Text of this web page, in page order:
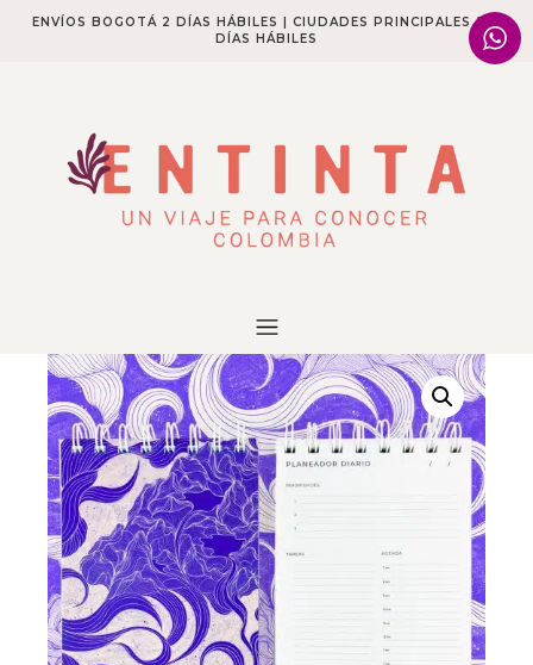
ENVÍOS BOGOTÁ 2 DÍAS HÁBILES | CIUDADES PRINCIPALES 2-4
DÍAS HÁBILES​